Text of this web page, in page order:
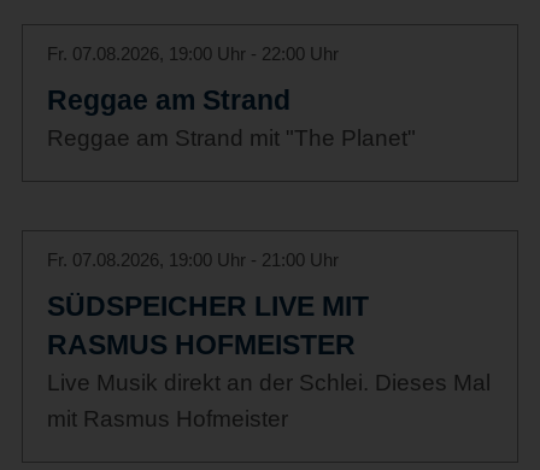
Fr. 07.08.2026, 19:00 Uhr - 22:00 Uhr
Reggae am Strand
Reggae am Strand mit "The Planet"
Fr. 07.08.2026, 19:00 Uhr - 21:00 Uhr
SÜDSPEICHER LIVE MIT
RASMUS HOFMEISTER
Live Musik direkt an der Schlei. Dieses Mal
mit Rasmus Hofmeister